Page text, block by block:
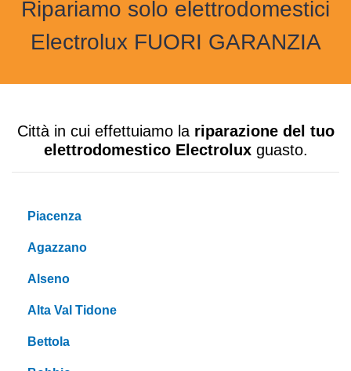
Ripariamo solo elettrodomestici
Electrolux FUORI GARANZIA
Città in cui effettuiamo la riparazione del tuo
elettrodomestico Electroluxguasto.
Piacenza
Agazzano
Alseno
Alta Val Tidone
Bettola